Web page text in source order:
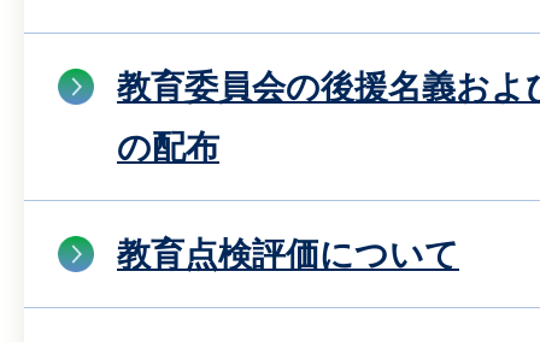
教育委員会の後援名義お
の配布
教育点検評価について